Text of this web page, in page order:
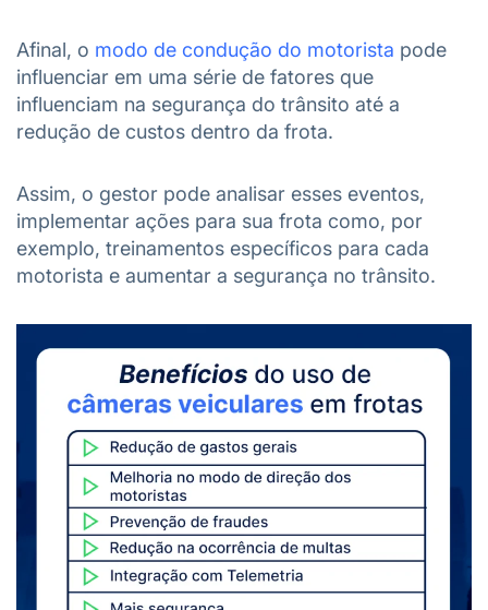
Afinal, o modo de condução do motorista pode
influenciar em uma série de fatores que
influenciam na segurança do trânsito até a
redução de custos dentro da frota.
Assim, o gestor pode analisar esses eventos,
implementar ações para sua frota como, por
exemplo, treinamentos específicos para cada
motorista e aumentar a segurança no trânsito.